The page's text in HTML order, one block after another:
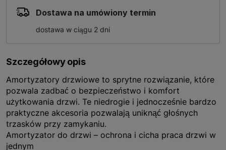
Dostawa na umówiony termin
dostawa w ciągu 2 dni
Szczegółowy opis
Amortyzatory drzwiowe to sprytne rozwiązanie, które
pozwala zadbać o bezpieczeństwo i komfort
użytkowania drzwi. Te niedrogie i jednocześnie bardzo
praktyczne akcesoria pozwalają uniknąć głośnych
trzasków przy zamykaniu.
Amortyzator do drzwi – ochrona i cicha praca drzwi w
jednym